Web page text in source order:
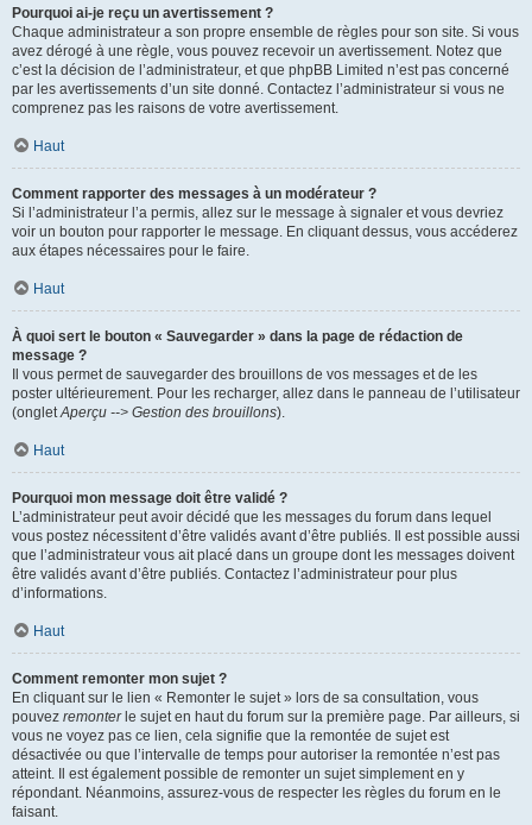
Pourquoi ai-je reçu un avertissement ?
Chaque administrateur a son propre ensemble de règles pour son site. Si vous
avez dérogé à une règle, vous pouvez recevoir un avertissement. Notez que
c’est la décision de l’administrateur, et que phpBB Limited n’est pas concerné
par les avertissements d’un site donné. Contactez l’administrateur si vous ne
comprenez pas les raisons de votre avertissement.
Haut
Comment rapporter des messages à un modérateur ?
Si l’administrateur l’a permis, allez sur le message à signaler et vous devriez
voir un bouton pour rapporter le message. En cliquant dessus, vous accéderez
aux étapes nécessaires pour le faire.
Haut
À quoi sert le bouton « Sauvegarder » dans la page de rédaction de
message ?
Il vous permet de sauvegarder des brouillons de vos messages et de les
poster ultérieurement. Pour les recharger, allez dans le panneau de l’utilisateur
(ongletAperçu --> Gestion des brouillons).
Haut
Pourquoi mon message doit être validé ?
L’administrateur peut avoir décidé que les messages du forum dans lequel
vous postez nécessitent d’être validés avant d’être publiés. Il est possible aussi
que l’administrateur vous ait placé dans un groupe dont les messages doivent
être validés avant d’être publiés. Contactez l’administrateur pour plus
d’informations.
Haut
Comment remonter mon sujet ?
En cliquant sur le lien « Remonter le sujet » lors de sa consultation, vous
pouvez remonterle sujet en haut du forum sur la première page. Par ailleurs, si
vous ne voyez pas ce lien, cela signifie que la remontée de sujet est
désactivée ou que l’intervalle de temps pour autoriser la remontée n’est pas
atteint. Il est également possible de remonter un sujet simplement en y
répondant. Néanmoins, assurez-vous de respecter les règles du forum en le
faisant.